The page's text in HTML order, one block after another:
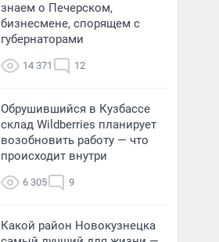
знаем о Печерском,
бизнесмене, спорящем с
губернаторами
14 371 12
Обрушившийся в Кузбассе
склад Wildberries планирует
возобновить работу — что
происходит внутри
6 305 9
Какой район Новокузнецка